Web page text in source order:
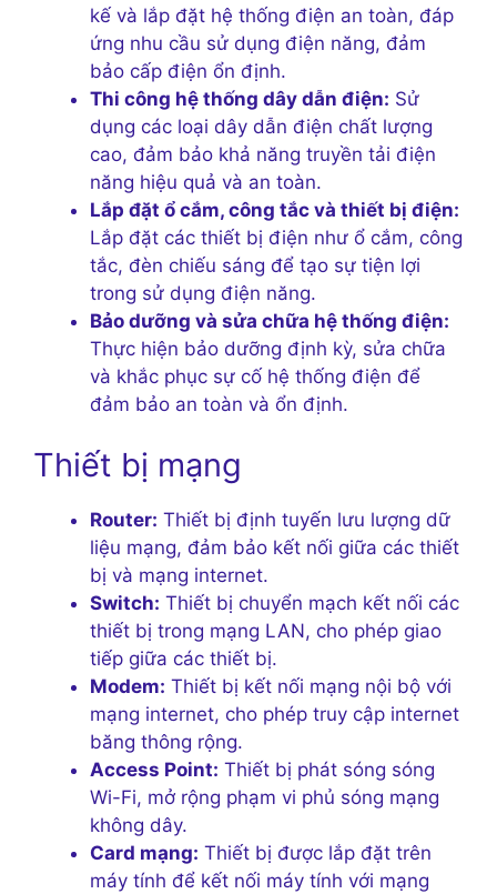
kế và lắp đặt hệ thống điện an toàn, đáp
ứng nhu cầu sử dụng điện năng, đảm
bảo cấp điện ổn định.
Thi công hệ thống dây dẫn điện: Sử
dụng các loại dây dẫn điện chất lượng
cao, đảm bảo khả năng truyền tải điện
năng hiệu quả và an toàn.
Lắp đặt ổ cắm, công tắc và thiết bị điện:
Lắp đặt các thiết bị điện như ổ cắm, công
tắc, đèn chiếu sáng để tạo sự tiện lợi
trong sử dụng điện năng.
Bảo dưỡng và sửa chữa hệ thống điện:
Thực hiện bảo dưỡng định kỳ, sửa chữa
và khắc phục sự cố hệ thống điện để
đảm bảo an toàn và ổn định.
Thiết bị mạng
Router: Thiết bị định tuyến lưu lượng dữ
liệu mạng, đảm bảo kết nối giữa các thiết
bị và mạng internet.
Switch: Thiết bị chuyển mạch kết nối các
thiết bị trong mạng LAN, cho phép giao
tiếp giữa các thiết bị.
Modem: Thiết bị kết nối mạng nội bộ với
mạng internet, cho phép truy cập internet
băng thông rộng.
Access Point: Thiết bị phát sóng sóng
Wi-Fi, mở rộng phạm vi phủ sóng mạng
không dây.
Card mạng: Thiết bị được lắp đặt trên
máy tính để kết nối máy tính với mạng